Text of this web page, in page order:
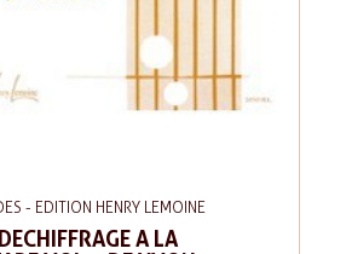
- EDITION HENRY LEMOINE
A LA